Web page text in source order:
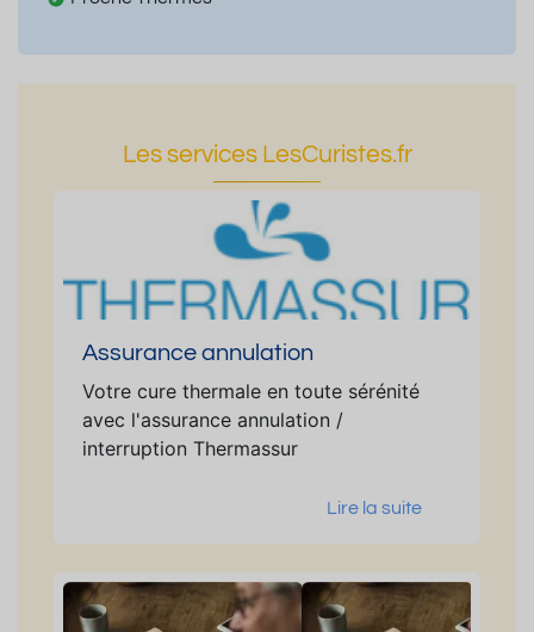
Les services LesCuristes.fr
Assurance annulation
Votre cure thermale en toute sérénité
avec l'assurance annulation /
interruption Thermassur
Lire la suite